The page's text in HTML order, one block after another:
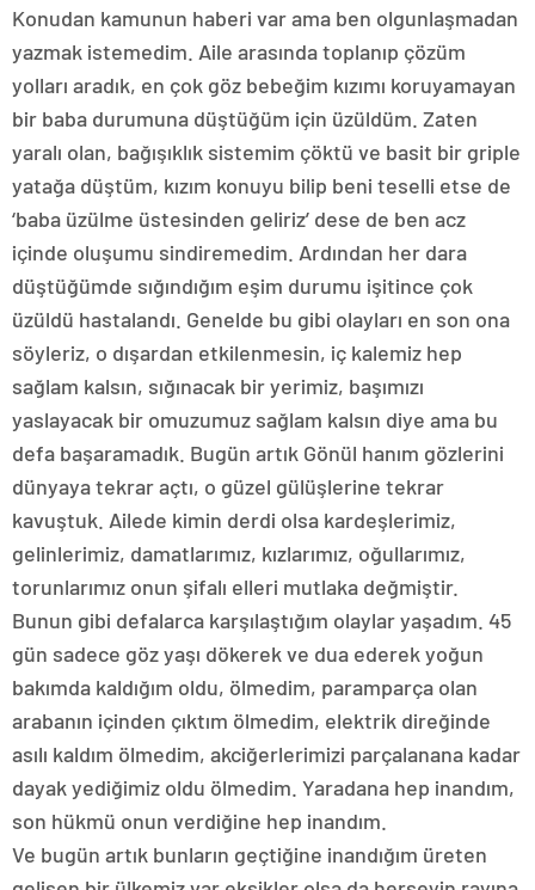
Konudan kamunun haberi var ama ben olgunlaşmadan
yazmak istemedim. Aile arasında toplanıp çözüm
yolları aradık, en çok göz bebeğim kızımı koruyamayan
bir baba durumuna düştüğüm için üzüldüm. Zaten
yaralı olan, bağışıklık sistemim çöktü ve basit bir griple
yatağa düştüm, kızım konuyu bilip beni teselli etse de
‘baba üzülme üstesinden geliriz’ dese de ben acz
içinde oluşumu sindiremedim. Ardından her dara
düştüğümde sığındığım eşim durumu işitince çok
üzüldü hastalandı. Genelde bu gibi olayları en son ona
söyleriz, o dışardan etkilenmesin, iç kalemiz hep
sağlam kalsın, sığınacak bir yerimiz, başımızı
yaslayacak bir omuzumuz sağlam kalsın diye ama bu
defa başaramadık. Bugün artık Gönül hanım gözlerini
dünyaya tekrar açtı, o güzel gülüşlerine tekrar
kavuştuk. Ailede kimin derdi olsa kardeşlerimiz,
gelinlerimiz, damatlarımız, kızlarımız, oğullarımız,
torunlarımız onun şifalı elleri mutlaka değmiştir.
Bunun gibi defalarca karşılaştığım olaylar yaşadım. 45
gün sadece göz yaşı dökerek ve dua ederek yoğun
bakımda kaldığım oldu, ölmedim, paramparça olan
arabanın içinden çıktım ölmedim, elektrik direğinde
asılı kaldım ölmedim, akciğerlerimizi parçalanana kadar
dayak yediğimiz oldu ölmedim. Yaradana hep inandım,
son hükmü onun verdiğine hep inandım.
Ve bugün artık bunların geçtiğine inandığım üreten